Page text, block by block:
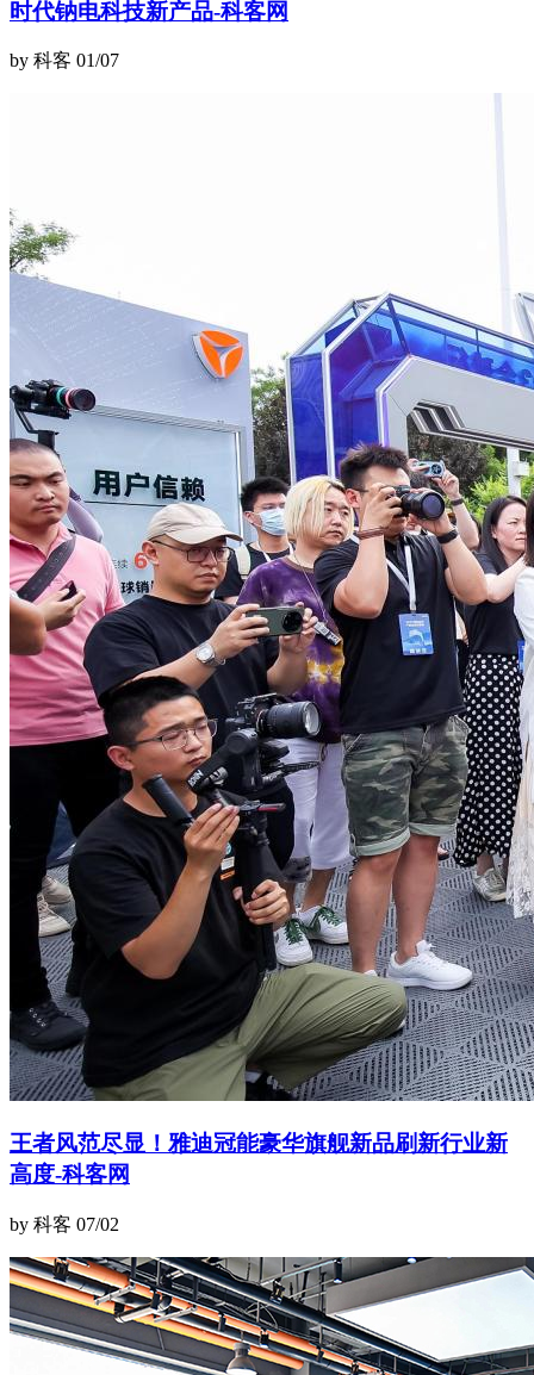
时代钠电科技新产品-科客网
by 科客 01/07
王者风范尽显！雅迪冠能豪华旗舰新品刷新行业新
高度-科客网
by 科客 07/02